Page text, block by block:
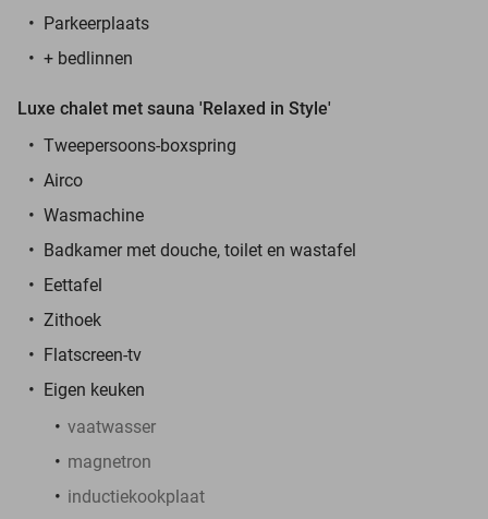
Parkeerplaats
+ bedlinnen
Luxe chalet met sauna 'Relaxed in Style'
Tweepersoons-boxspring
Airco
Wasmachine
Badkamer met douche, toilet en wastafel
Eettafel
Zithoek
Flatscreen-tv
Eigen keuken
vaatwasser
magnetron
inductiekookplaat